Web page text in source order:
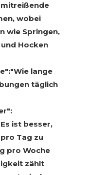
mitreißende
wobei
wie Springen,
Hocken
lange
täglich
ist besser,
Tag zu
pro Woche
zählt